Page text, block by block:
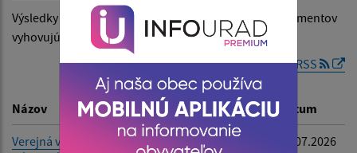
Dátum zverejnenia od:
Dátum zverejnenia do:
Výsledky vyhľadávania v Verejné vyhlášky(počet dokumentov
vyhovujúcich zadaným kritériám: 2)
RSS
Názov Popis Dátum
Verejná vyhláška -
- 15.07.2026